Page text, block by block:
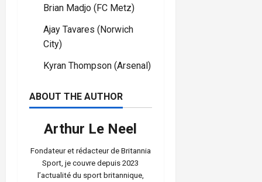
Brian Madjo (FC Metz)
Ajay Tavares (Norwich
City)
Kyran Thompson (Arsenal)
ABOUT THE AUTHOR
Arthur Le Neel
Fondateur et rédacteur de Britannia
Sport, je couvre depuis 2023
l’actualité du sport britannique,